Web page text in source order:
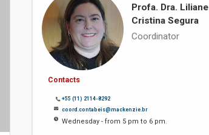
Profa. Dra. Liliane
Cristina Segura
Coordinator
Contacts
+55 (11) 2114-8292
coord.contabeis@mackenzie.br
Wednesday - from 5 pm to 6 pm.